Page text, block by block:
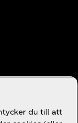
du till att